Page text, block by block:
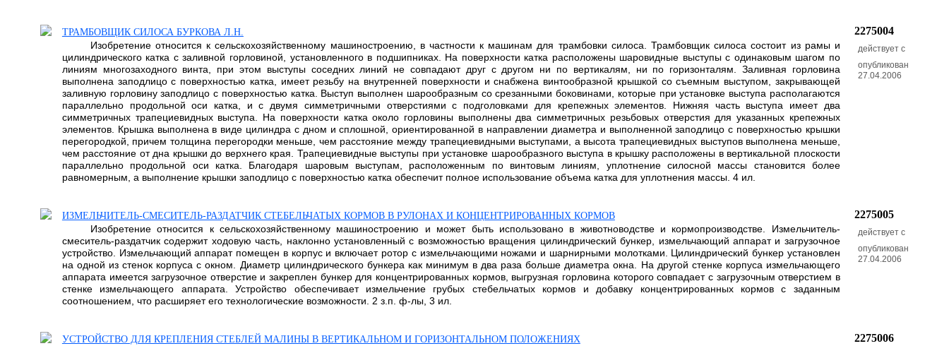
ТРАМБОВЩИК СИЛОСА БУРКОВА Л.Н.
Изобретение относится к сельскохозяйственному машиностроению, в частности к машинам для трамбовки силоса. Трамбовщик силоса состоит из рамы и
цилиндрического катка с заливной горловиной, установленного в подшипниках. На поверхности катка расположены шаровидные выступы с одинаковым шагом по
линиям многозаходного винта, при этом выступы соседних линий не совпадают друг с другом ни по вертикалям, ни по горизонталям. Заливная горловина
выполнена заподлицо с поверхностью катка, имеет резьбу на внутренней поверхности и снабжена винтообразной крышкой со съемным выступом, закрывающей
заливную горловину заподлицо с поверхностью катка. Выступ выполнен шарообразным со срезанными боковинами, которые при установке выступа располагаются
параллельно продольной оси катка, и с двумя симметричными отверстиями с подголовками для крепежных элементов. Нижняя часть выступа имеет два
симметричных трапециевидных выступа. На поверхности катка около горловины выполнены два симметричных резьбовых отверстия для указанных крепежных
элементов. Крышка выполнена в виде цилиндра с дном и сплошной, ориентированной в направлении диаметра и выполненной заподлицо с поверхностью крышки
перегородкой, причем толщина перегородки меньше, чем расстояние между трапециевидными выступами, а высота трапециевидных выступов выполнена меньше,
чем расстояние от дна крышки до верхнего края. Трапециевидные выступы при установке шарообразного выступа в крышку расположены в вертикальной плоскости
параллельно продольной оси катка. Благодаря шаровым выступам, расположенным по винтовым линиям, уплотнение силосной массы становится более
равномерным, а выполнение крышки заподлицо с поверхностью катка обеспечит полное использование объема катка для уплотнения массы. 4 ил.
2275004
действует с
опубликован
27.04.2006
ИЗМЕЛЬЧИТЕЛЬ-СМЕСИТЕЛЬ-РАЗДАТЧИК СТЕБЕЛЬЧАТЫХ КОРМОВ В РУЛОНАХ И КОНЦЕНТРИРОВАННЫХ КОРМОВ
Изобретение относится к сельскохозяйственному машиностроению и может быть использовано в животноводстве и кормопроизводстве. Измельчитель-
смеситель-раздатчик содержит ходовую часть, наклонно установленный с возможностью вращения цилиндрический бункер, измельчающий аппарат и загрузочное
устройство. Измельчающий аппарат помещен в корпус и включает ротор с измельчающими ножами и шарнирными молотками. Цилиндрический бункер установлен
на одной из стенок корпуса с окном. Диаметр цилиндрического бункера как минимум в два раза больше диаметра окна. На другой стенке корпуса измельчающего
аппарата имеется загрузочное отверстие и закреплен бункер для концентрированных кормов, выгрузная горловина которого совпадает с загрузочным отверстием в
стенке измельчающего аппарата. Устройство обеспечивает измельчение грубых стебельчатых кормов и добавку концентрированных кормов с заданным
соотношением, что расширяет его технологические возможности. 2 з.п. ф-лы, 3 ил.
2275005
действует с
опубликован
27.04.2006
УСТРОЙСТВО ДЛЯ КРЕПЛЕНИЯ СТЕБЛЕЙ МАЛИНЫ В ВЕРТИКАЛЬНОМ И ГОРИЗОНТАЛЬНОМ ПОЛОЖЕНИЯХ 2275006